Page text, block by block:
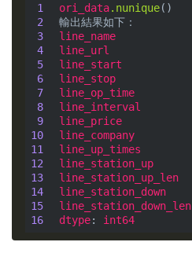
1 ori_data.nunique
2
3
line_name
4
line_url
5
line_start
6
line_stop
7
line_op_time
8
line_interval
9
line_price
10
line_company
11
line_up_times
12
line_station_up
13
line_station_up_len
14
line_station_down
15
line_station_down_len
16
dtype: int64